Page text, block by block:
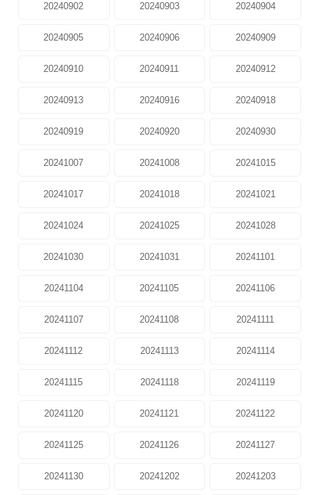
20240902 20240903 20240904
20240905 20240906 20240909
20240910 20240911 20240912
20240913 20240916 20240918
20240919 20240920 20240930
20241007 20241008 20241015
20241017 20241018 20241021
20241024 20241025 20241028
20241030 20241031 20241101
20241104 20241105 20241106
20241107 20241108 20241111
20241112 20241113 20241114
20241115 20241118 20241119
20241120 20241121 20241122
20241125 20241126 20241127
20241130 20241202 20241203